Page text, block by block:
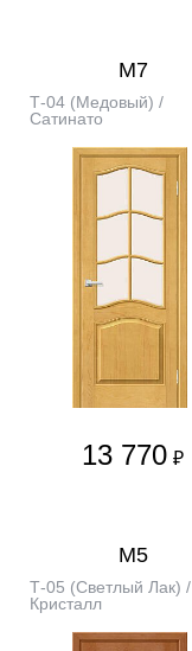
М7
Т-04 (Медовый) /
Сатинато
13 770 ₽
М5
Т-05 (Светлый Лак) /
Кристалл